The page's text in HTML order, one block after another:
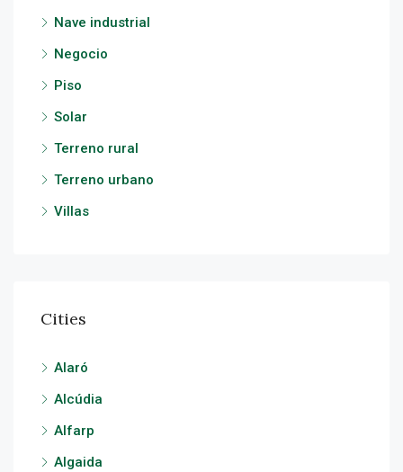
Nave industrial
Negocio
Piso
Solar
Terreno rural
Terreno urbano
Villas
Cities
Alaró
Alcúdia
Alfarp
Algaida